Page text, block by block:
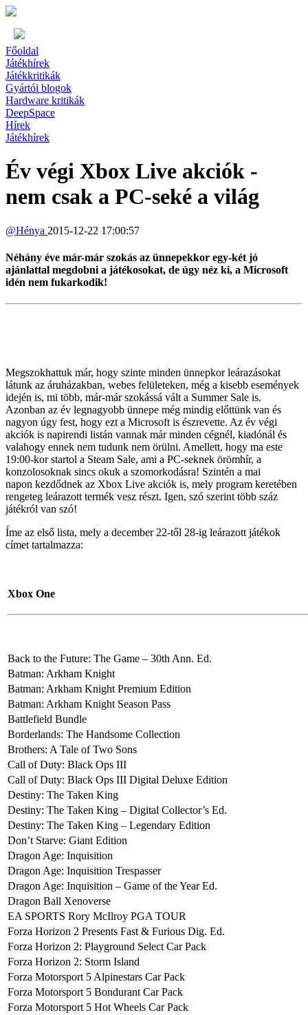
Főoldal
Játékhírek
Játékkritikák
Gyártói blogok
Hardware kritikák
DeepSpace
Hírek
Játékhírek
Év végi Xbox Live akciók -
nem csak a PC-seké a világ
@Hénya 2015-12-22 17:00:57
Néhány éve már-már szokás az ünnepekkor egy-két jó
ajánlattal megdobni a játékosokat, de úgy néz ki, a Microsoft
idén nem fukarkodik!
Megszokhattuk már, hogy szinte minden ünnepkor leárazásokat
látunk az áruházakban, webes felületeken, még a kisebb események
idején is, mi több, már-már szokássá vált a Summer Sale is.
Azonban az év legnagyobb ünnepe még mindig előttünk van és
nagyon úgy fest, hogy ezt a Microsoft is észrevette. Az év végi
akciók is napirendi listán vannak már minden cégnél, kiadónál és
valahogy ennek nem tudunk nem örülni. Amellett, hogy ma este
19:00-kor startol a Steam Sale, ami a PC-seknek örömhír, a
konzolosoknak sincs okuk a szomorkodásra! Szintén a mai
napon kezdődnek az Xbox Live akciók is, mely program keretében
rengeteg leárazott termék vesz részt. Igen, szó szerint több száz
játékról van szó!
Íme az első lista, mely a december 22-től 28-ig leárazott játékok
címet tartalmazza:
Xbox One
Back to the Future: The Game – 30th Ann. Ed.
Batman: Arkham Knight
Batman: Arkham Knight Premium Edition
Batman: Arkham Knight Season Pass
Battlefield Bundle
Borderlands: The Handsome Collection
Brothers: A Tale of Two Sons
Call of Duty: Black Ops III
Call of Duty: Black Ops III Digital Deluxe Edition
Destiny: The Taken King
Destiny: The Taken King – Digital Collector’s Ed.
Destiny: The Taken King – Legendary Edition
Don’t Starve: Giant Edition
Dragon Age: Inquisition
Dragon Age: Inquisition Trespasser
Dragon Age: Inquisition – Game of the Year Ed.
Dragon Ball Xenoverse
EA SPORTS Rory McIlroy PGA TOUR
Forza Horizon 2 Presents Fast & Furious Dig. Ed.
Forza Horizon 2: Playground Select Car Pack
Forza Horizon 2: Storm Island
Forza Motorsport 5 Alpinestars Car Pack
Forza Motorsport 5 Bondurant Car Pack
Forza Motorsport 5 Hot Wheels Car Pack